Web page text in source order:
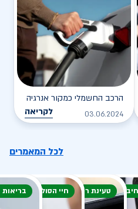
הרכב החשמלי כמקור אנרגיה
03.06.2024 לקריאה
לכל המאמרים
טעינת רכב חשמליחיי הסוללה